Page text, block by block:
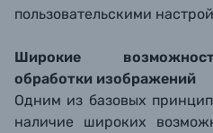
пользовательскими
Широкие
обработки изображений
Одним из базовых
наличие широких